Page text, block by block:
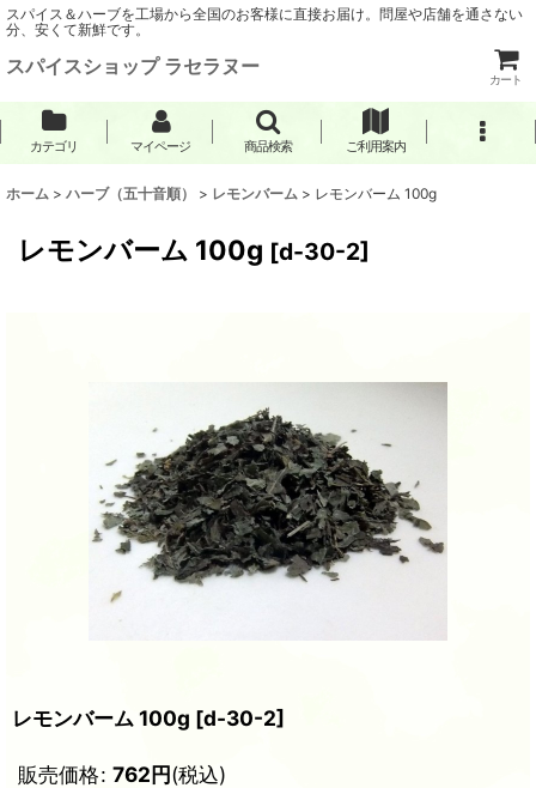
スパイス＆ハーブを工場から全国のお客様に直接お届け。問屋や店舗を通さない
分、安くて新鮮です。
スパイスショップ ラセラヌー
カート
カテゴリ マイページ 商品検索 ご利用案内
ホーム > ハーブ（五十音順） > レモンバーム > レモンバーム 100g
レモンバーム 100g [d-30-2]
レモンバーム 100g [d-30-2]
販売価格: 762円(税込)